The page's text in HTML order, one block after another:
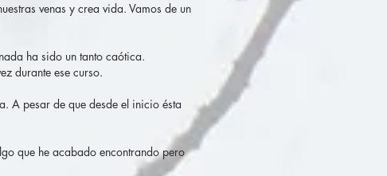
venas y crea vida. Vamos de un
ha sido un tanto caótica.
durante ese curso.
A pesar de que desde el inicio ésta
que he acabado encontrando pero